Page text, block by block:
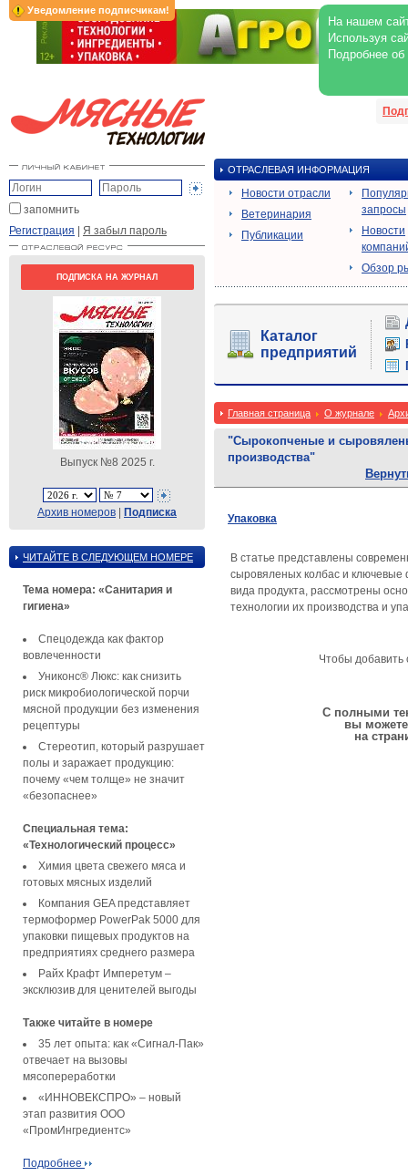
Уведомление подписчикам!
На нашем
Используя
Подробнее
запомнить
Регистрация | Я забыл пароль
ПОДПИСКА НА ЖУРНАЛ
Выпуск №8 2025 г.
Архив номеров | Подписка
ЧИТАЙТЕ В СЛЕДУЮЩЕМ НОМЕРЕ
Тема номера: «Санитария и
гигиена»
Спецодежда как фактор
вовлеченности
Униконс® Люкс: как снизить
риск микробиологической порчи
мясной продукции без изменения
рецептуры
Стереотип, который разрушает
полы и заражает продукцию:
почему «чем толще» не значит
«безопаснее»
Специальная тема:
«Технологический процесс»
Химия цвета свежего мяса и
готовых мясных изделий
Компания GEA представляет
термоформер PowerPak 5000 для
упаковки пищевых продуктов на
предприятиях среднего размера
Райх Крафт Имперетум –
эксклюзив для ценителей выгоды
Также читайте в номере
35 лет опыта: как «Сигнал-Пак»
отвечает на вызовы
мясопереработки
«ИННОВЕКСПРО» – новый
этап развития ООО
«ПромИнгредиентс»
Подробнее
ОТРАСЛЕВАЯ ИНФОРМАЦИЯ
Новости отрасли
Ветеринария
Публикации
запросы
Новости
Обзор
Каталог
предприятий
Главная страница О журнале
"Сырокопченые и
производства"
Упаковка
В статье представлены
сыровяленых колбас и ключевые
вида продукта, рассмотрены
технологии их производства и
Чтобы
С полными
вы
на